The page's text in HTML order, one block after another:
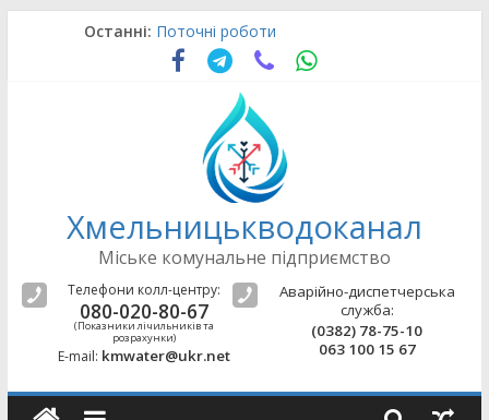
Останні: Поточні роботи
Поточні роботи
Аварійно-відновлювальні роботи
Поточні роботи
Поточні роботи
Хмельницькводоканал
Міське комунальне підприємство
Телефони колл-центру:
080-020-80-67
(Показники лічильників та
розрахунки)
E-mail: kmwater@ukr.net
Аварійно-диспетчерська
служба:
(0382) 78-75-10
063 100 15 67